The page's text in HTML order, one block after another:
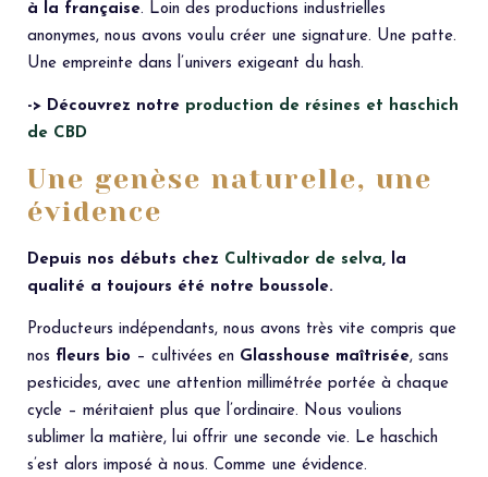
à la française. Loin des productions industrielles
anonymes, nous avons voulu créer une signature. Une patte.
Une empreinte dans l’univers exigeant du hash.
-> Découvrez notre production de résines et haschich
de CBD
Une genèse naturelle, une
évidence
Depuis nos débuts chez Cultivador de selva, la
qualité a toujours été notre boussole.
Producteurs indépendants, nous avons très vite compris que
nos fleurs bio – cultivées en Glasshouse maîtrisée, sans
pesticides, avec une attention millimétrée portée à chaque
cycle – méritaient plus que l’ordinaire. Nous voulions
sublimer la matière, lui offrir une seconde vie. Le haschich
s’est alors imposé à nous. Comme une évidence.